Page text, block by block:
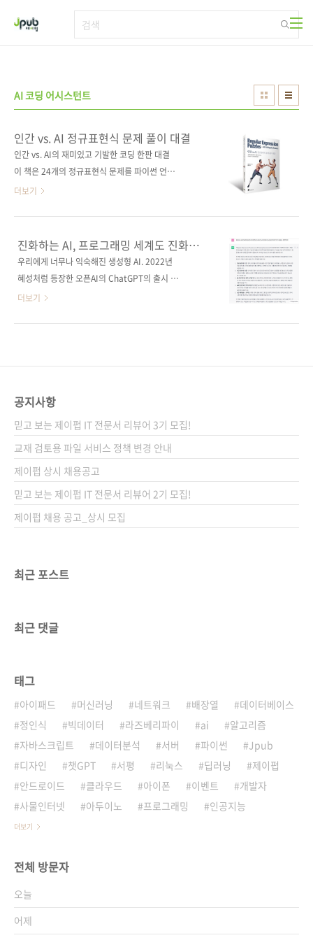
AI 코딩 어시스턴트
인간 vs. AI 정규표현식 문제 풀이 대결
인간 vs. AI의 재미있고 기발한 코딩 한판 대결
이 책은 24개의 정규표현식 문제를 파이썬 언어
로 풀어보며 인간의 해결 방법과 ChatGPT, 코
도록 돕고, 생산적인 프롬프트 작성법, AI 코딩
어시스턴트의 제안을 현명하게 취합하는 방법,
원하는 결과를 얻기 위해 AI 코딩 어시스턴트와
쯤이면 AI를 사용하지 않아도 자신만의 방법으
로 정규표현식을 풀 수 있는 달인이 될 것이다.
더보기
진화하는 AI, 프로그래밍 세계도 진화하고
있다
우리에게 너무나 익숙해진 생성형 AI. 2022년
혜성처럼 등장한 오픈AI의 ChatGPT의 출시 이
래 수많은 생성형 AI가 나왔습니다. 구글에서는
계가 원하는 대답을 해준다니 그게 가능해?'라는
각합니다. 등장 당시 굉장한 충격으로 다가왔고,
다양한 매체에서 이에 대해 다루었습니다. 물론
출판계에서도 이 흐름을 놓치지 않고 수많은 책
이 쏟아져 나왔습니다. 저도 안 써볼 수 없어서
이번에 소개해드릴 《인간 vs. AI 정규표현식 ..
더보기
공지사항
믿고 보는 제이펍 IT 전문서 리뷰어 3기 모집!
교재 검토용 파일 서비스 정책 변경 안내
제이펍 상시 채용공고
믿고 보는 제이펍 IT 전문서 리뷰어 2기 모집!
제이펍 채용 공고_상시 모집
최근 포스트
최근 댓글
태그
아이패드 머신러닝 네트워크 배장열
데이터베이스
정인식
빅데이터 라즈베리파이 ai
알고리즘
자바스크립트
데이터분석 서버 파이썬
Jpub
디자인
챗GPT 서평 리눅스 딥러닝
제이펍
안드로이드
클라우드 아이폰 이벤트
개발자
사물인터넷
아두이노 프로그래밍 인공지능
더보기
전체 방문자
오늘
어제